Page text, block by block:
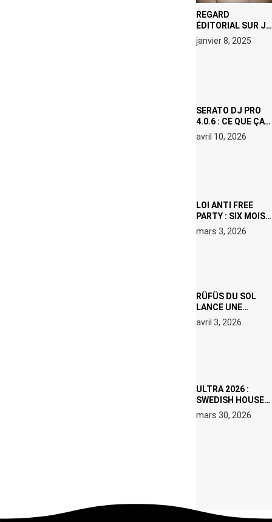
REGARD
ÉDITORIAL SUR JE
M’APPELLE TIM
(NETFLIX) : AVICII,
janvier 8, 2025
SERATO DJ PRO
4.0.6 : CE QUE ÇA
CHANGE, MÊME SI
VOUS N’ÊTES NI
avril 10, 2026
LOI ANTI FREE
PARTY : SIX MOIS
DE PRISON ET 5
000 € D’AMENDE
mars 3, 2026
RÜFÜS DU SOL
LANCE UNE
RÉSIDENCE DJ
SET DE QUATRE
avril 3, 2026
ULTRA 2026 :
SWEDISH HOUSE
MAFIA RETROUVE
ERIC PRYDZ DANS
mars 30, 2026